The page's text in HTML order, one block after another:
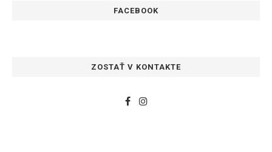
FACEBOOK
ZOSTAŤ V KONTAKTE